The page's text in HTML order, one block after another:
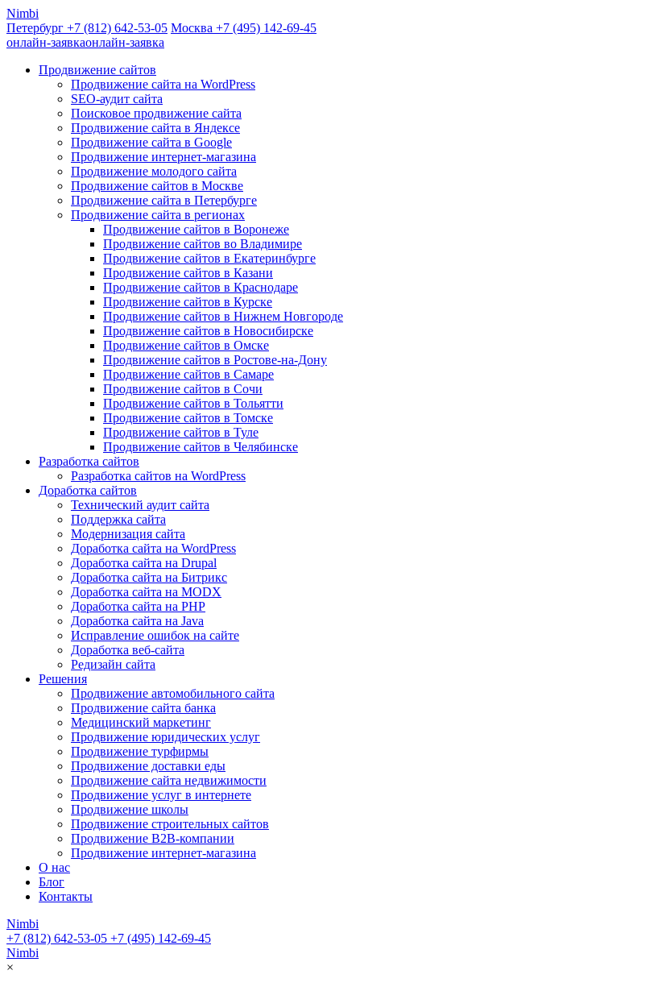
Nimbi
Петербург +7 (812) 642-53-05 Москва +7 (495) 142-69-45
онлайн-заявкаонлайн-заявка
Продвижение сайтов
Продвижение сайта на WordPress
SEO-аудит сайта
Поисковое продвижение сайта
Продвижение сайта в Яндексе
Продвижение сайта в Google
Продвижение интернет-магазина
Продвижение молодого сайта
Продвижение сайтов в Москве
Продвижение сайта в Петербурге
Продвижение сайта в регионах
Продвижение сайтов в Воронеже
Продвижение сайтов во Владимире
Продвижение сайтов в Екатеринбурге
Продвижение сайтов в Казани
Продвижение сайтов в Краснодаре
Продвижение сайтов в Курске
Продвижение сайтов в Нижнем Новгороде
Продвижение сайтов в Новосибирске
Продвижение сайтов в Омске
Продвижение сайтов в Ростове-на-Дону
Продвижение сайтов в Самаре
Продвижение сайтов в Сочи
Продвижение сайтов в Тольятти
Продвижение сайтов в Томске
Продвижение сайтов в Туле
Продвижение сайтов в Челябинске
Разработка сайтов
Разработка сайтов на WordPress
Доработка сайтов
Технический аудит сайта
Поддержка сайта
Модернизация сайта
Доработка сайта на WordPress
Доработка сайта на Drupal
Доработка сайта на Битрикс
Доработка сайта на MODX
Доработка сайта на PHP
Доработка сайта на Java
Исправление ошибок на сайте
Доработка веб-сайта
Редизайн сайта
Решения
Продвижение автомобильного сайта
Продвижение сайта банка
Медицинский маркетинг
Продвижение юридических услуг
Продвижение турфирмы
Продвижение доставки еды
Продвижение сайта недвижимости
Продвижение услуг в интернете
Продвижение школы
Продвижение строительных сайтов
Продвижение B2B-компании
Продвижение интернет-магазина
О нас
Блог
Контакты
Nimbi
+7 (812) 642-53-05 +7 (495) 142-69-45
Nimbi
×